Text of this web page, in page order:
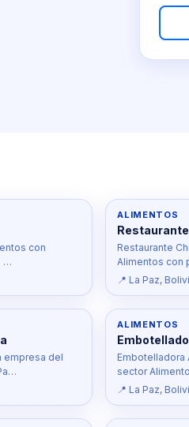
con
…
ALIMENTOS
Restaurante
Alimentos con
📍 La Paz,
empresa del
ALIMENTOS
Embotelladora
sector
📍 La Paz,